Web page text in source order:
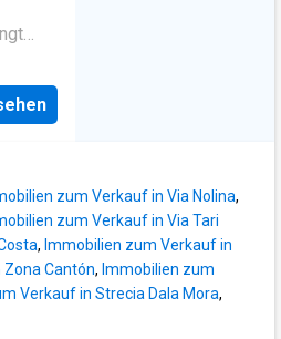
sind
zum Verkauf in Via Nolina,
zum Verkauf in Via Tari
, Immobilien zum Verkauf in
Cantón, Immobilien zum
Verkauf in Strecia Dala Mora,